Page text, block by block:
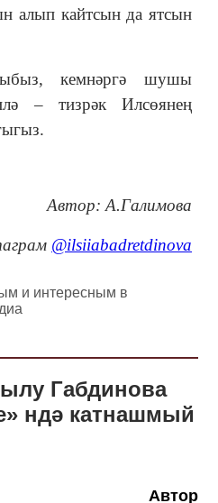
алып кайтсын да ятсын
кемнәргә шушы
– тизрәк Илсөянең
Автор: А.Галимова
@ilsiiabadretdinova
и интересным в
Габдинова
ндә катнашмый
Автор